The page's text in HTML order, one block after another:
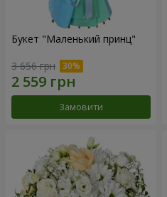
Букет "Маленький принц"
3 656 грн
Замовити